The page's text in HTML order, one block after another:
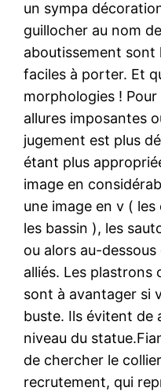
un sympa
guillocher au nom
aboutissement sont
faciles à porter. Et
morphologies !
allures imposantes
jugement est plus
étant plus
image en
une image en v ( les
les bassin ), les
ou alors au-
alliés. Les plastrons
sont à avantager si
buste. Ils évitent de
niveau du
de chercher le
recrutement, qui